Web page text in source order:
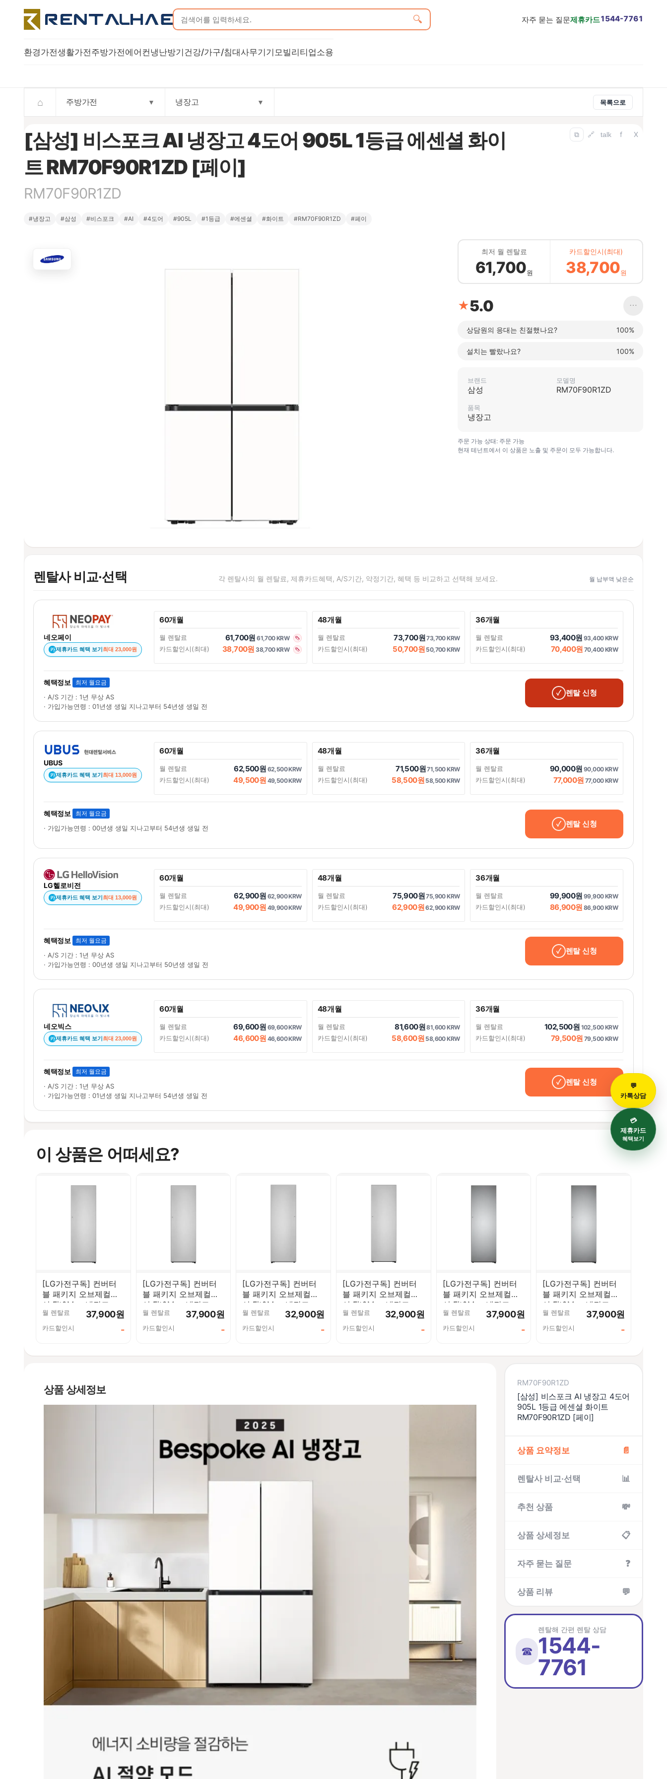
🔍 자주 묻는 질문제휴카드1544-7761
환경가전생활가전주방가전에어컨냉난방기건강/가구/침대사무기기 모빌리티업소용
⌂ 주방가전 ▼ 냉장고 ▼ 목록으로
[삼성] 비스포크 AI 냉장고 4도어 905L 1등급 에센셜 화이
트 RM70F90R1ZD [페이]
RM70F90R1ZD
⧉ 🔗 talk f X
#냉장고 #삼성 #비스포크 #AI #4도어 #905L #1등급 #에센셜 #화이트 #RM70F90R1ZD #페이
최저 월 렌탈료
61,700원
카드할인시(최대)
38,700원
★5.0 ⋯
상담원의 응대는 친절했나요? 100%
설치는 빨랐나요? 100%
브랜드
삼성
모델명
RM70F90R1ZD
품목
냉장고
주문 가능 상태: 주문 가능
현재 테넌트에서 이 상품은 노출 및 주문이 모두 가능합니다.
렌탈사 비교·선택 각 렌탈사의 월 렌탈료, 제휴카드혜택, A/S기간, 약정기간, 혜택 등 비교하고 선택해 보세요. 월 납부액 낮은순
네오페이
카 제휴카드 혜택 보기최대 23,000원
60개월
월 렌탈료 61,700원61,700 KRW
카드할인시(최대) 38,700원 38,700 KRW
48개월
월 렌탈료 73,700원73,700 KRW
카드할인시(최대) 50,700원 50,700 KRW
36개월
월 렌탈료 93,400원 93,400 KRW
카드할인시(최대) 70,400원 70,400 KRW
혜택정보 최저 월요금
· A/S 기간 : 1년 무상 AS
· 가입가능연령 : 01년생 생일 지나고부터 54년생 생일 전
렌탈 신청
UBUS
카 제휴카드 혜택 보기최대 13,000원
60개월
월 렌탈료 62,500원 62,500 KRW
카드할인시(최대) 49,500원 49,500 KRW
48개월
월 렌탈료 71,500원71,500 KRW
카드할인시(최대) 58,500원 58,500 KRW
36개월
월 렌탈료 90,000원 90,000 KRW
카드할인시(최대) 77,000원 77,000 KRW
혜택정보 최저 월요금
· 가입가능연령 : 00년생 생일 지나고부터 54년생 생일 전
렌탈 신청
LG헬로비전
카 제휴카드 혜택 보기 최대 13,000원
60개월
월 렌탈료 62,900원 62,900 KRW
카드할인시(최대) 49,900원 49,900 KRW
48개월
월 렌탈료 75,900원75,900 KRW
카드할인시(최대) 62,900원62,900 KRW
36개월
월 렌탈료 99,900원 99,900 KRW
카드할인시(최대) 86,900원 86,900 KRW
혜택정보 최저 월요금
· A/S 기간 : 1년 무상 AS
· 가입가능연령 : 00년생 생일 지나고부터 50년생 생일 전
렌탈 신청
네오빅스
카 제휴카드 혜택 보기최대 23,000원
60개월
월 렌탈료 69,600원 69,600 KRW
카드할인시(최대) 46,600원 46,600 KRW
48개월
월 렌탈료 81,600원81,600 KRW
카드할인시(최대) 58,600원 58,600 KRW
36개월
월 렌탈료 102,500원 102,500 KRW
카드할인시(최대) 79,500원 79,500 KRW
혜택정보 최저 월요금
· A/S 기간 : 1년 무상 AS
· 가입가능연령 : 01년생 생일 지나고부터 54년생 생일 전
렌탈 신청
이 상품은 어떠세요?
[LG가전구독] 컨버터
블 패키지 오브제컬렉
션 Fit&Max 냉장고
387L 우열림 실버
X324SV7SK
월 렌탈료 37,900원
카드할인시 -
[LG가전구독] 컨버터
블 패키지 오브제컬렉
션 Fit&Max 냉장고
387L 실버 X324SV7S
월 렌탈료 37,900원
카드할인시 -
[LG가전구독] 컨버터
블 패키지 오브제컬렉
션 Fit&Max 냉장고
387L 우열림 실버
X324SV3SK
월 렌탈료 32,900원
카드할인시 -
[LG가전구독] 컨버터
블 패키지 오브제컬렉
션 Fit&Max 냉장고
387L 실버 X324SV3S
월 렌탈료 32,900원
카드할인시 -
[LG가전구독] 컨버터
블 패키지 오브제컬렉
션 Fit&Max 냉장고
387L 우열림 실버
X324SS7SK
월 렌탈료 37,900원
카드할인시 -
[LG가전구독] 컨버터
블 패키지 오브제컬렉
션 Fit&Max 냉장고
387L 실버 X324SS7S
월 렌탈료 37,900원
카드할인시 -
상품 상세정보
RM70F90R1ZD
[삼성] 비스포크 AI 냉장고 4도어
905L 1등급 에센셜 화이트
RM70F90R1ZD [페이]
상품 요약정보 📄
렌탈사 비교·선택 📊
추천 상품 💸
상품 상세정보 📋
자주 묻는 질문 ❓
상품 리뷰 💬
☎
렌탈해 간편 렌탈 상담
1544-
7761
💬
카톡상담
💳
제휴카드
혜택보기